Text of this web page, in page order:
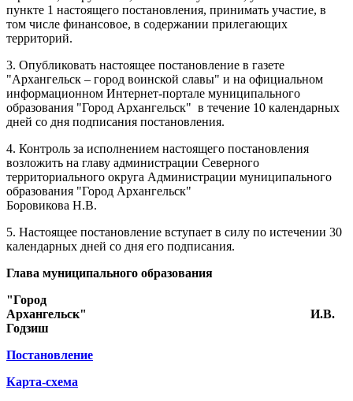
пункте 1 настоящего постановления, принимать участие, в
том числе финансовое, в содержании прилегающих
территорий.
3. Опубликовать настоящее постановление в газете
"Архангельск – город воинской славы" и на официальном
информационном Интернет-портале муниципального
образования "Город Архангельск" в течение 10 календарных
дней со дня подписания постановления.
4. Контроль за исполнением настоящего постановления
возложить на главу администрации Северного
территориального округа Администрации муниципального
образования "Город Архангельск"
Боровикова Н.В.
5. Настоящее постановление вступает в силу по истечении 30
календарных дней со дня его подписания.
Глава муниципального образования
"Город
Архангельск"
И.В.
Годзиш
Постановление
Карта-схема